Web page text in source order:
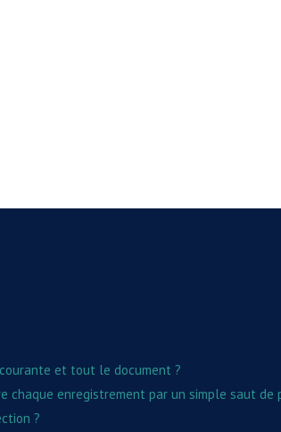
et tout le document ?
enregistrement par un simple saut
?